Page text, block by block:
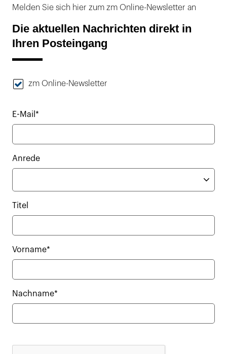
Melden Sie sich hier zum zm Online-Newsletter an
Die aktuellen Nachrichten direkt in
Ihren Posteingang
zm Online-Newsletter
E-Mail*
Anrede
Titel
Vorname*
Nachname*